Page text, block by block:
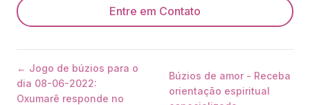
Entre em Contato
← Jogo de búzios para o
dia 08-06-2022:
Oxumarê responde no
Búzios de amor - Receba
orientação espiritual